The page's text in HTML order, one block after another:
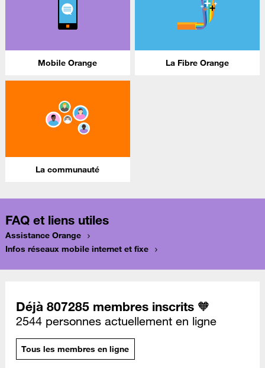
Mobile Orange La Fibre Orange
La communauté
FAQ et liens utiles
Assistance Orange
Infos réseaux mobile internet et fixe
Déjà 807285 membres inscrits 🧡
2544 personnes actuellement en ligne
Tous les membres en ligne